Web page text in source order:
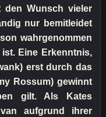
den Wunsch vieler
nur bemitleidet
wahrgenommen
Eine Erkenntnis,
erst durch das
Rossum) gewinnt
gilt. Als Kates
aufgrund ihrer